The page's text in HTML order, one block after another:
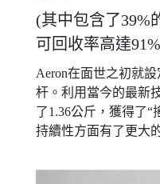
(其中包含了39%
可回收率高達
Aeron在面世之初就
杆。利用當今的最新
了1.36公斤，獲得了“
持續性方面有了更大